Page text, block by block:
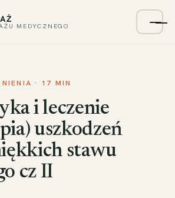
MEDYCZNEGO Menu
· 17 MIN
i leczenie
uszkodzeń
stawu
cz II